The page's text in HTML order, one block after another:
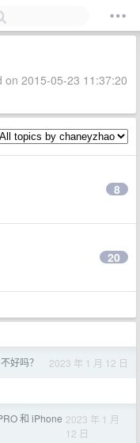
on 2015-05-23 11:37:20
8
20
好吗？ 2023 年 1 月 12 日
和 iPhone 2023 年 1 月
12 日